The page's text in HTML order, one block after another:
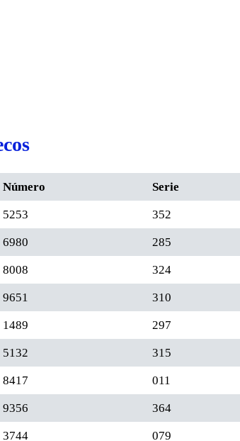
Número Serie
5253 352
6980 285
8008 324
9651 310
1489 297
5132 315
8417 011
9356 364
3744 079